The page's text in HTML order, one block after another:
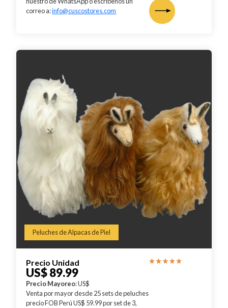
correo a:info@cuscostores.com
Peluches de Alpacas de Piel
Precio Unidad
US$ 89.99
Precio Mayoreo: US$
Venta por mayor desde 25 sets de peluches
precio FOB Perú US$ 59.99 por set de 3,